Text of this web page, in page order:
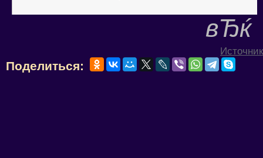
Источник
Поделиться: